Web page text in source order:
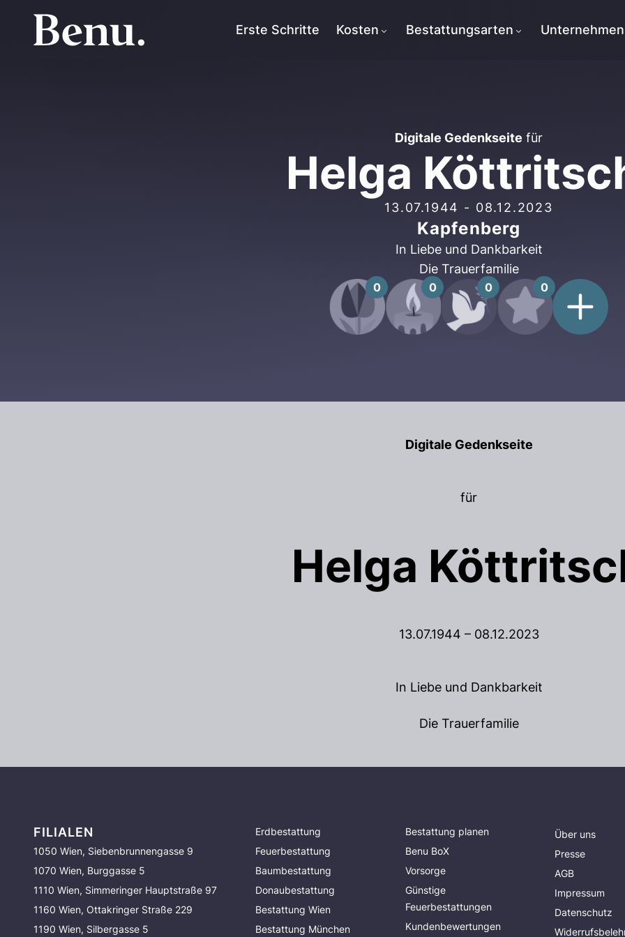
Erste Schritte Kosten Bestattungsarten Unternehmen
Digitale Gedenkseite für
Helga
13.07.1944 - 08.12.2023
Kapfenberg
In Liebe und Dankbarkeit
Die Trauerfamilie
0 0 0 0
Digitale Gedenkseite
für
Helga
13.07.1944 – 08.12.2023
In Liebe und Dankbarkeit
Die Trauerfamilie
FILIALEN
1050 Wien, Siebenbrunnengasse 9
1070 Wien, Burggasse 5
1110 Wien, Simmeringer Hauptstraße 97
1160 Wien, Ottakringer Straße 229
1190 Wien, Silbergasse 5
Erdbestattung
Feuerbestattung
Baumbestattung
Donaubestattung
Bestattung Wien
Bestattung München
Bestattung planen
Benu BoX
Vorsorge
Günstige
Feuerbestattungen
Kundenbewertungen
Über uns
Presse
AGB
Impressum
Datenschutz